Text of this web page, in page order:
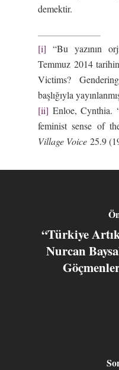
demektir.
[i] “Bu yazının
Temmuz 2014
Victims?
başlığıyla
[ii] Enloe, Cynthia.
feminist sense of
Village Voice 25.9
“Türkiye
Nurcan